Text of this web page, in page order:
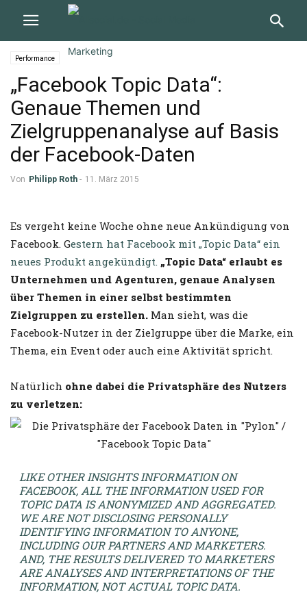
Performance
„Facebook Topic Data“:
Genaue Themen und
Zielgruppenanalyse auf Basis
der Facebook-Daten
Von Philipp Roth - 11. März 2015
Es vergeht keine Woche ohne neue Ankündigung von
Facebook. Gestern hat Facebook mit „Topic Data“ ein
neues Produkt angekündigt. „Topic Data“ erlaubt es
Unternehmen und Agenturen, genaue Analysen
über Themen in einer selbst bestimmten
Zielgruppen zu erstellen. Man sieht, was die
Facebook-Nutzer in der Zielgruppe über die Marke, ein
Thema, ein Event oder auch eine Aktivität spricht.
Natürlich ohne dabei die Privatsphäre des Nutzers
zu verletzen:
LIKE OTHER INSIGHTS INFORMATION ON
FACEBOOK, ALL THE INFORMATION USED FOR
TOPIC DATA IS ANONYMIZED AND AGGREGATED.
WE ARE NOT DISCLOSING PERSONALLY
IDENTIFYING INFORMATION TO ANYONE,
INCLUDING OUR PARTNERS AND MARKETERS.
AND, THE RESULTS DELIVERED TO MARKETERS
ARE ANALYSES AND INTERPRETATIONS OF THE
INFORMATION, NOT ACTUAL TOPIC DATA.